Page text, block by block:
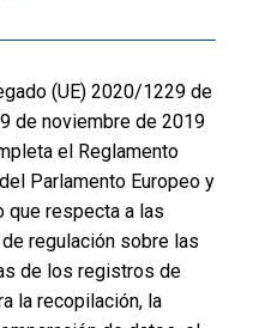
(UE) 2020/1229 de
de noviembre de 2019
el Reglamento
Parlamento Europeo y
que respecta a las
regulación sobre las
de los registros de
la recopilación, la